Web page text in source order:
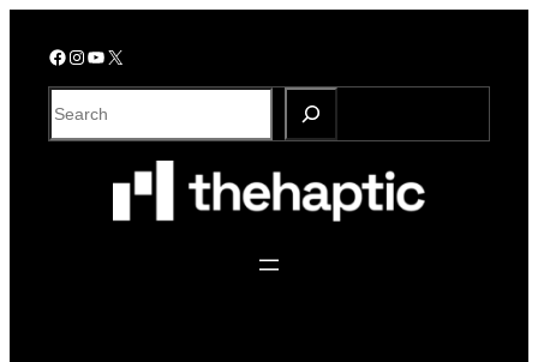
Facebook InstagramYouTube X
S
e